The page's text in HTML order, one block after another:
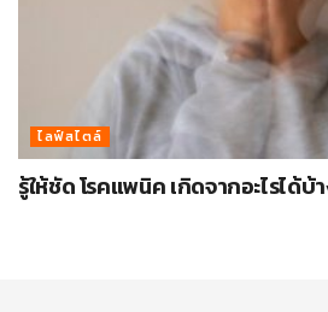
ไลฟ์สไตล์
รู้ให้ชัด โรคแพนิค เกิดจากอะไรได้